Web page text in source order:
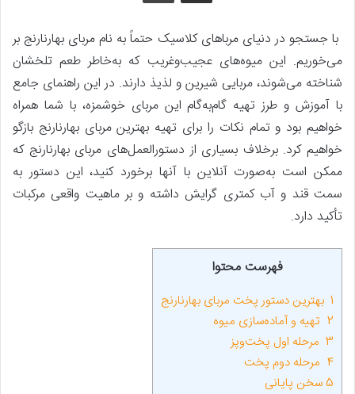
با جستجو در دنیای مرباهای کلاسیک حتماً به نام مربای بهارنارنج بر
می‌خوریم. این میوه‌های عجیب‌وغریب که به‌خاطر طعم تلخشان
شناخته می‌شوند، مربایی شیرین و لذیذ دارند. در این راهنمای جامع
با آموزش و طرز تهیه گام‌به‌گام این مربای خوشمزه، با شما همراه
خواهیم بود و تمام نکات را برای تهیه بهترین مربای بهارنارنج بازگو
خواهیم کرد. برخلاف بسیاری از دستورالعمل‌های مربای بهارنارنج که
ممکن است به‌صورت آنلاین با آنها برخورد کنید، این دستور به
سمت قند و آب کمتری گرایش داشته و بر ماهیت واقعی مرکبات
تأکید دارد.
فهرست محتوا
1 بهترین دستور پخت مربای بهارنارنج
2 تهیه و آماده‌سازی میوه
3 مرحله اول پخت‌وپز
4 مرحله دوم پخت
5سخن پایانی